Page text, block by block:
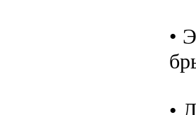
•